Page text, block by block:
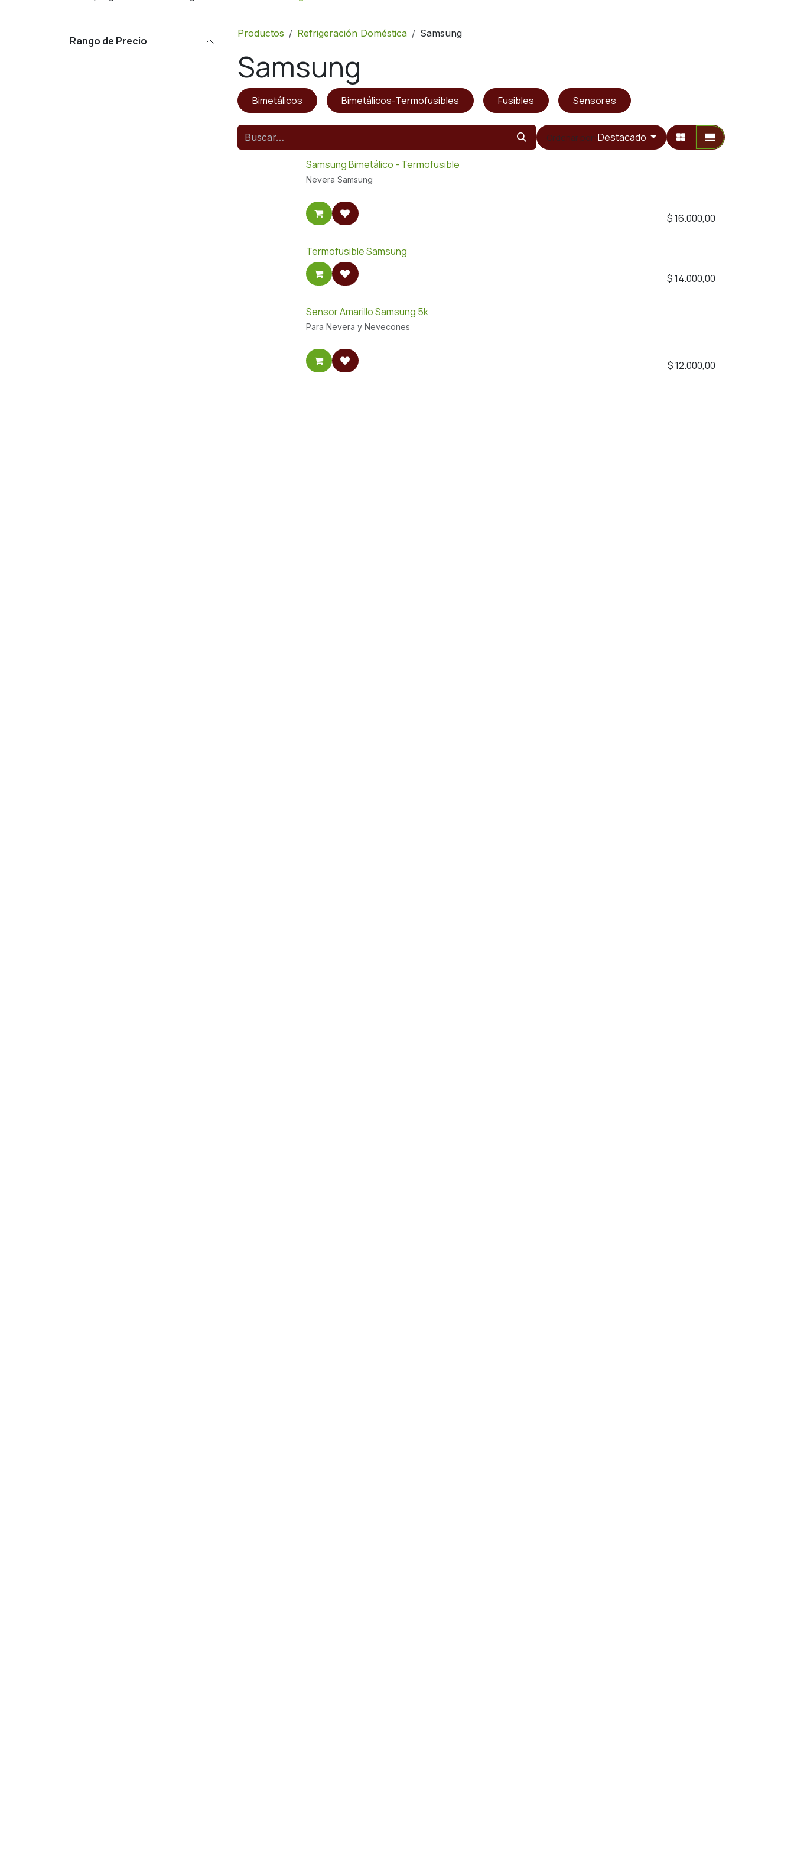
Rango de Precio
Productos Refrigeración Doméstica Samsung
Samsung
Bimetálicos Bimetálicos-Termofusibles Fusibles Sensores
Ordenar por: Destacado
Samsung Bimetálico - Termofusible
Nevera Samsung
$16.000,00
Termofusible Samsung
$14.000,00
Sensor Amarillo Samsung 5k
Para Nevera y Nevecones
$12.000,00